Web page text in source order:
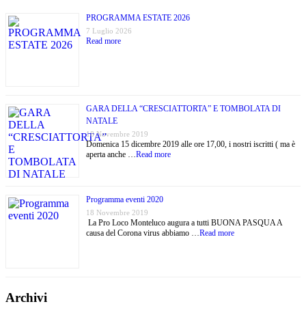
PROGRAMMA ESTATE 2026
7 Luglio 2026
Read more
GARA DELLA “CRESCIATTORTA” E TOMBOLATA DI
NATALE
18 Novembre 2019
Domenica 15 dicembre 2019 alle ore 17,00, i nostri iscritti ( ma è
aperta anche …Read more
Programma eventi 2020
18 Novembre 2019
La Pro Loco Monteluco augura a tutti BUONA PASQUA A
causa del Corona virus abbiamo …Read more
Archivi